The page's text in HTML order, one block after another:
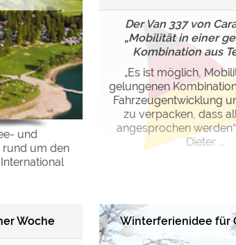
und
rund um den
Der Van 337 von
„Mobilität in einer
Kombination aus
„Es ist möglich,
gelungenen
Fahrzeugentwicklung
zu verpacken, dass
angesprochen
Dieter ...
Woche Winterferienidee für